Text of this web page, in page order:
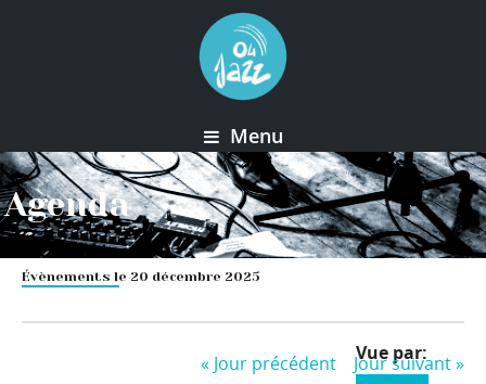
Menu
Agenda
Évènements le 20 décembre 2025
Event
Views
Vue par
« Jour précédent Jour suivant»